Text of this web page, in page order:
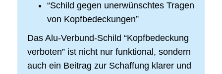
“Schild gegen unerwünschtes Tragen
von Kopfbedeckungen”
Das Alu-Verbund-Schild “Kopfbedeckung
verboten” ist nicht nur funktional, sondern
auch ein Beitrag zur Schaffung klarer und